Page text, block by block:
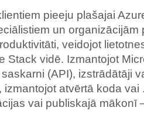
pieeju plašajai
un organizācijām
veidojot
Stack vidē. Izmantojot
(API), izstrādātāji
izmantojot atvērtā koda
vai publiskajā mākonī